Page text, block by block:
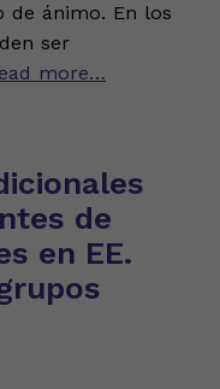
de ánimo. En los
ser
more…
de
en EE.